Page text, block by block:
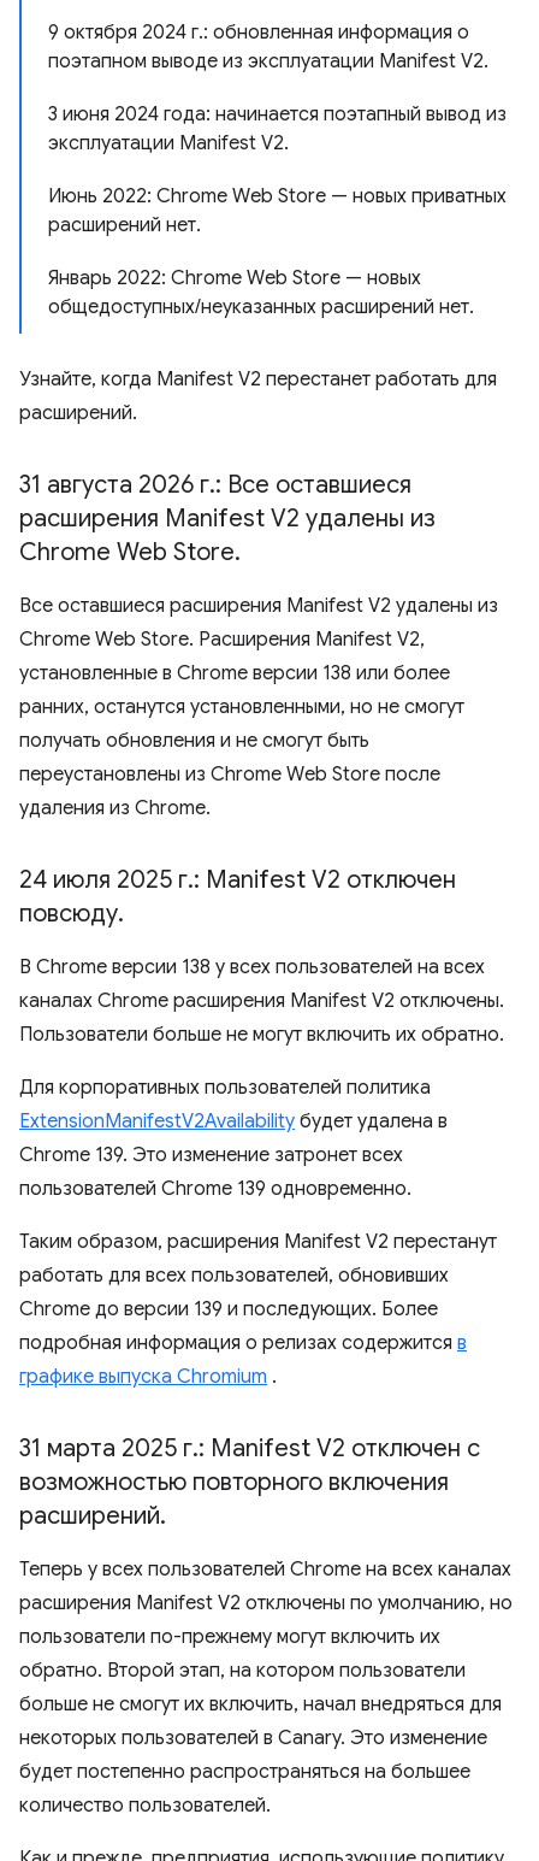
9 октября 2024 г.: обновленная информация о
поэтапном выводе из эксплуатации Manifest V2.
3 июня 2024 года: начинается поэтапный вывод из
эксплуатации Manifest V2.
Июнь 2022: Chrome Web Store — новых приватных
расширений нет.
Январь 2022: Chrome Web Store — новых
общедоступных/неуказанных расширений нет.
Узнайте, когда Manifest V2 перестанет работать для
расширений.
31 августа 2026 г.: Все оставшиеся
расширения Manifest V2 удалены из
Chrome Web Store.
Все оставшиеся расширения Manifest V2 удалены из
Chrome Web Store. Расширения Manifest V2,
установленные в Chrome версии 138 или более
ранних, останутся установленными, но не смогут
получать обновления и не смогут быть
переустановлены из Chrome Web Store после
удаления из Chrome.
24 июля 2025 г.: Manifest V2 отключен
повсюду.
В Chrome версии 138 у всех пользователей на всех
каналах Chrome расширения Manifest V2 отключены.
Пользователи больше не могут включить их обратно.
Для корпоративных пользователей политика
ExtensionManifestV2Availability будет удалена в
Chrome 139. Это изменение затронет всех
пользователей Chrome 139 одновременно.
Таким образом, расширения Manifest V2 перестанут
работать для всех пользователей, обновивших
Chrome до версии 139 и последующих. Более
подробная информация о релизах содержится в
графике выпуска Chromium .
31 марта 2025 г.: Manifest V2 отключен с
возможностью повторного включения
расширений.
Теперь у всех пользователей Chrome на всех каналах
расширения Manifest V2 отключены по умолчанию, но
пользователи по-прежнему могут включить их
обратно. Второй этап, на котором пользователи
больше не смогут их включить, начал внедряться для
некоторых пользователей в Canary. Это изменение
будет постепенно распространяться на большее
количество пользователей.